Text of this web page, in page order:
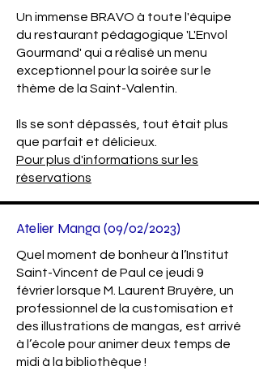
Un immense BRAVO à toute l'équipe
du restaurant pédagogique 'L'Envol
Gourmand' qui a réalisé un menu
exceptionnel pour la soirée sur le
thème de la Saint-Valentin.
Ils se sont dépassés, tout était plus
que parfait et délicieux.
Pour plus d'informations sur les
réservations
Atelier Manga (09/02/2023)
Quel moment de bonheur à l’Institut
Saint-Vincent de Paul ce jeudi 9
février lorsque M. Laurent Bruyère, un
professionnel de la customisation et
des illustrations de mangas, est arrivé
à l’école pour animer deux temps de
midi à la bibliothèque !